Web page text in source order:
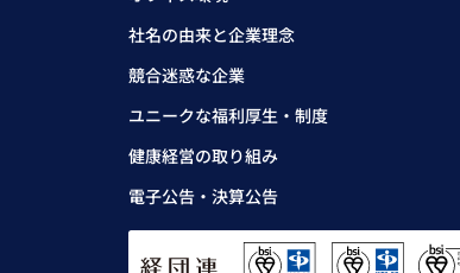
社名の由来と企業理念
競合迷惑な企業
ユニークな福利厚生・制度
健康経営の取り組み
電子公告・決算公告